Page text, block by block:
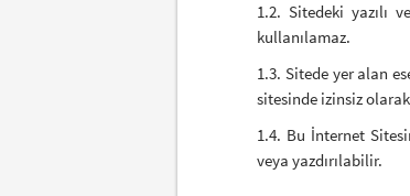
1.2. Sitedeki yazılı
kullanılamaz.
1.3. Sitede yer alan
sitesinde izinsiz
1.4. Bu İnternet
veya yazdırılabilir.